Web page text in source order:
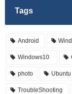
Tags
Android
Windows10
photo Ubuntu
TroubleShooting